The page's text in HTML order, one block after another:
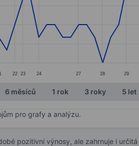
from 0.33 to 0.4.
22 23 24 27 28 29
6 měsíců 1 rok 3 roky 5 let
pro grafy a analýzu.
pozitivní výnosy, ale zahrnuje i